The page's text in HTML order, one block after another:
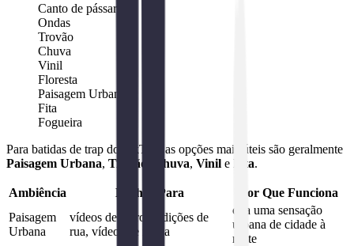
Canto de pássaros
Ondas
Trovão
Chuva
Vinil
Floresta
Paisagem Urbana
Fita
Fogueira
Para batidas de trap do TikTok, as opções mais úteis são geralmente
Paisagem Urbana, Trovão Chuva, Vinil e Fita.
Ambiência Melhor Para
Por Que Funciona
Paisagem
Urbana
vídeos de carros, edições de
rua, vídeos de moda
cria uma sensação
urbana de cidade à
noite